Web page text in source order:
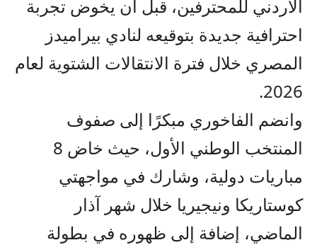
الأردني للمحترفين، قبل أن يخوض تجربة
احترافية جديدة بتوقيعه لنادي بيراميدز
المصري خلال فترة الانتقالات الشتوية لعام
2026.
وانضم الفاخوري مبكرًا إلى صفوف
المنتخب الوطني الأول، حيث خاض 8
مباريات دولية، وشارك في مواجهتي
كوستاريكا ونيجيريا خلال شهر آذار
الماضي، إضافة إلى ظهوره في بطولة